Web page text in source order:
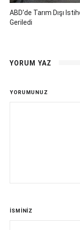
ABD'de Tarım Dışı
Geriledi
YORUM YAZ
YORUMUNUZ
İSMİNİZ